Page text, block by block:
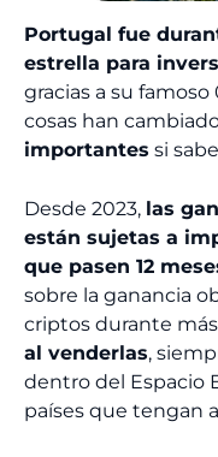
Portugal fue
estrella para
gracias a su
cosas han
importantes si
Desde 2023, las
están sujetas a
que pasen 12
sobre la ganancia
criptos durante
al venderlas,
dentro del Espacio
países que tengan